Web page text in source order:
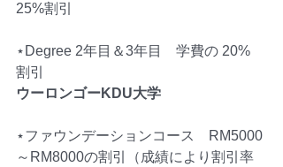
25%割引
⋆Degree 2年目＆3年目　学費の 20%
割引
ウーロンゴーKDU大学
⋆ファウンデーションコース　RM5000
～RM8000の割引（成績により割引率